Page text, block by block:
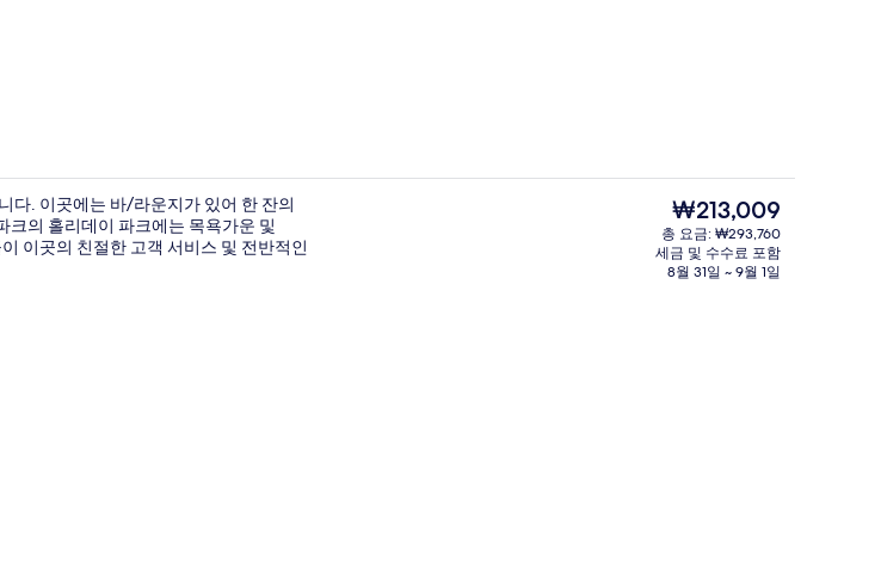
다. 이곳에는 바/라운지가 있어 한 잔의
크의 홀리데이 파크에는 목욕가운 및
이곳의 친절한 고객 서비스 및 전반적인
현
재
가
격
₩213,009
총 요금: ₩293,760
세금 및 수수료 포함
8월 31일 ~ 9월 1일